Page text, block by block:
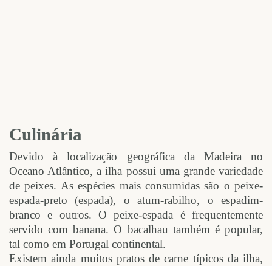
Culinária
Devido à localização geográfica da Madeira no
Oceano Atlântico, a ilha possui uma grande variedade
de peixes. As espécies mais consumidas são o peixe-
espada-preto (espada), o atum-rabilho, o espadim-
branco e outros. O peixe-espada é frequentemente
servido com banana. O bacalhau também é popular,
tal como em Portugal continental.
Existem ainda muitos pratos de carne típicos da ilha,